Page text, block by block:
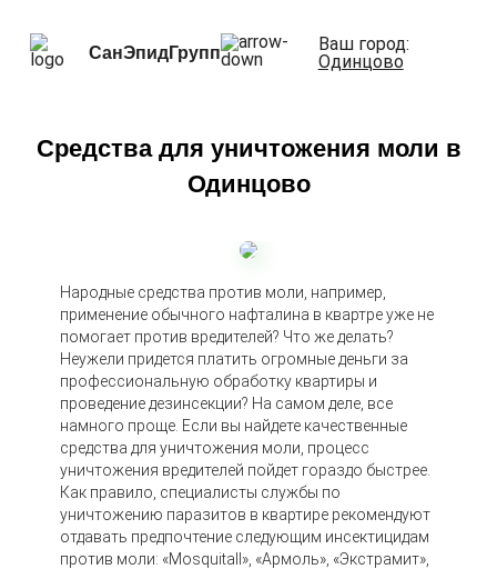
Ваш город:
Одинцово
СанЭпидГрупп
Средства для уничтожения моли в
Одинцово
Народные средства против моли, например,
применение обычного нафталина в квартре уже не
помогает против вредителей? Что же делать?
Неужели придется платить огромные деньги за
профессиональную обработку квартиры и
проведение дезинсекции? На самом деле, все
намного проще. Если вы найдете качественные
средства для уничтожения моли, процесс
уничтожения вредителей пойдет гораздо быстрее.
Как правило, специалисты службы по
уничтожению паразитов в квартире рекомендуют
отдавать предпочтение следующим инсектицидам
против моли: «Mosquitall», «Армоль», «Экстрамит»,